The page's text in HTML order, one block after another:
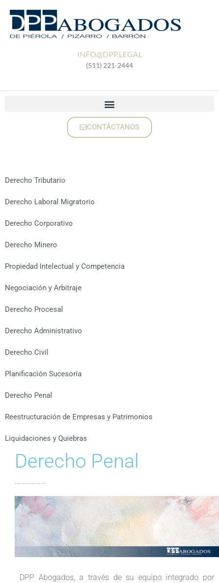
INFO@DPP.LEGAL
(511) 221-2444
CONTÁCTANOS
Derecho Tributario
Derecho Laboral Migratorio
Derecho Corporativo
Derecho Minero
Propiedad Intelectual y Competencia
Negociación y Arbitraje
Derecho Procesal
Derecho Administrativo
Derecho Civil
Planificación Sucesoría
Derecho Penal
Reestructuración de Empresas y Patrimonios
Liquidaciones y Quiebras
Derecho Penal
DPP Abogados, a través de su equipo integrado por